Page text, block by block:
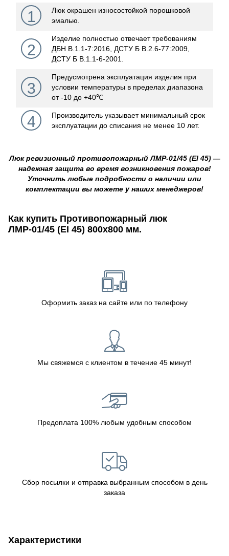
1
Люк окрашен износостойкой порошковой
эмалью.
2
Изделие полностью отвечает требованиям
ДБН В.1.1-7:2016, ДСТУ Б В.2.6-77:2009,
ДСТУ Б В.1.1-6-2001.
3
Предусмотрена эксплуатация изделия при
условии температуры в пределах диапазона
от -10 до +40℃
4
Производитель указывает минимальный срок
эксплуатации до списания не менее 10 лет.
Люк ревизионный противопожарный ЛМР-01/45 (EI 45) —
надежная защита во время возникновения пожаров!
Уточнить любые подробности о наличии или
комплектации вы можете у наших менеджеров!
Как купить Противопожарный люк
ЛМР-01/45 (EI 45) 800х800 мм.
Оформить заказ на сайте или по телефону
Мы свяжемся с клиентом в течение 45 минут!
Предоплата 100% любым удобным способом
Сбор посылки и отправка выбранным способом в день
заказа
Характеристики